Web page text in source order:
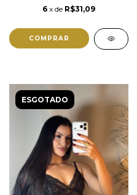
6 x de R$31,09
COMPRAR
ESGOTADO